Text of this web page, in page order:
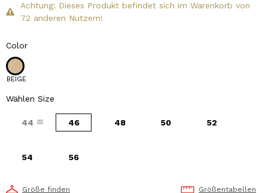
Achtung: Dieses Produkt befindet sich im Warenkorb von
72 anderen Nutzern!
Color
BEIGE
Wählen Size
44 46 48 50 52
54 56
Größe finden Größentabellen